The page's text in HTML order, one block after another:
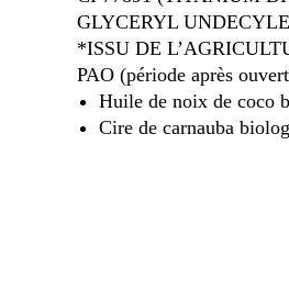
GLYCERYL
*ISSU DE
PAO (période après
Huile de noix de coco
Cire de carnauba